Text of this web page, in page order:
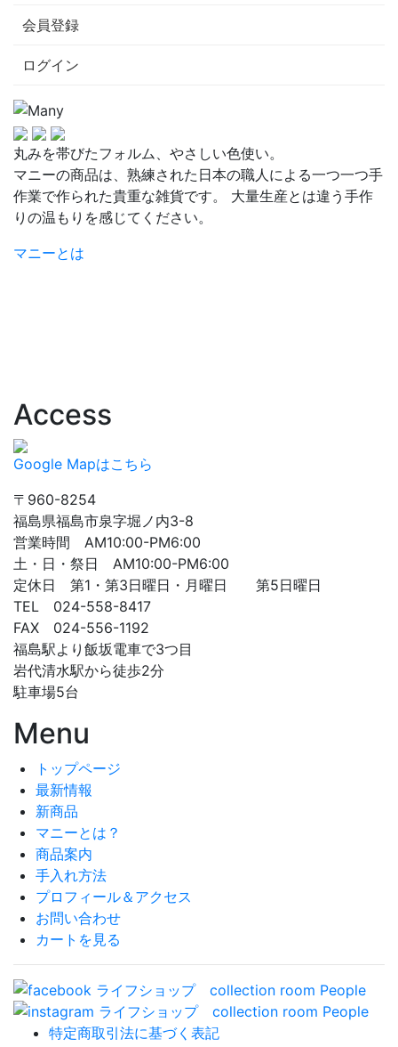
会員登録
ログイン
丸みを帯びたフォルム、やさしい色使い。
マニーの商品は、熟練された日本の職人による一つ一つ手
作業で作られた貴重な雑貨です。 大量生産とは違う手作
りの温もりを感じてください。
マニーとは
Access
Google Mapはこちら
〒960-8254
福島県福島市泉字堀ノ内3-8
営業時間 AM10:00-PM6:00
土・日・祭日 AM10:00-PM6:00
定休日 第1・第3日曜日・月曜日 第5日曜日
TEL 024-558-8417
FAX 024-556-1192
福島駅より飯坂電車で3つ目
岩代清水駅から徒歩2分
駐車場5台
Menu
トップページ
最新情報
新商品
マニーとは？
商品案内
手入れ方法
プロフィール＆アクセス
お問い合わせ
カートを見る
特定商取引法に基づく表記